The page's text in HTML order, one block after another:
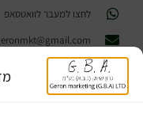
לחצו למעבר לוואטסאפ
פתח תקווה
הצהרת נגישות